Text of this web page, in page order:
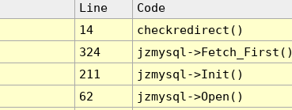
Line
Code
14
checkredirect()
324
jzmysql-
211
jzmysql->Init()
62
jzmysql->Open()